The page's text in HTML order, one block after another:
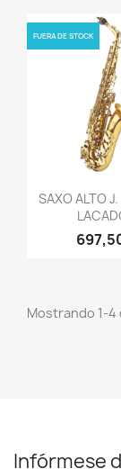
 Vista
SAXO ALTO J.
FUERA DE STOCK
Mostrando 1-4
Infórmese